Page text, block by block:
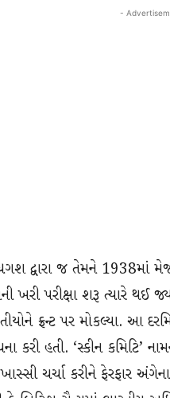
-
ધગશ દ્વારા જ તેમને
ખરી પરીક્ષા શરૂ ત્યારે થઈ
ફ્રન્ટ પર મોકલ્યા. આ
કરી હતી. ‘સ્કીન
ચર્ચા કરીને ફેરફાર